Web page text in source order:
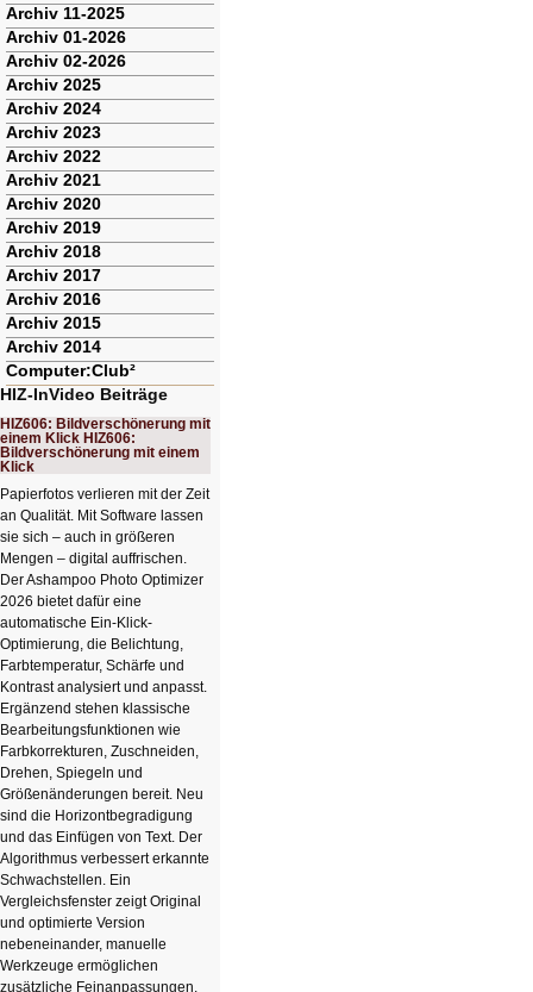
Archiv 11-2025
Archiv 01-2026
Archiv 02-2026
Archiv 2025
Archiv 2024
Archiv 2023
Archiv 2022
Archiv 2021
Archiv 2020
Archiv 2019
Archiv 2018
Archiv 2017
Archiv 2016
Archiv 2015
Archiv 2014
Computer:Club²
HIZ-InVideo Beiträge
HIZ606: Bildverschönerung mit
einem Klick HIZ606:
Bildverschönerung mit einem
Klick
Papierfotos verlieren mit der Zeit
an Qualität. Mit Software lassen
sie sich – auch in größeren
Mengen – digital auffrischen.
Der Ashampoo Photo Optimizer
2026 bietet dafür eine
automatische Ein-Klick-
Optimierung, die Belichtung,
Farbtemperatur, Schärfe und
Kontrast analysiert und anpasst.
Ergänzend stehen klassische
Bearbeitungsfunktionen wie
Farbkorrekturen, Zuschneiden,
Drehen, Spiegeln und
Größenänderungen bereit. Neu
sind die Horizontbegradigung
und das Einfügen von Text. Der
Algorithmus verbessert erkannte
Schwachstellen. Ein
Vergleichsfenster zeigt Original
und optimierte Version
nebeneinander, manuelle
Werkzeuge ermöglichen
zusätzliche Feinanpassungen.